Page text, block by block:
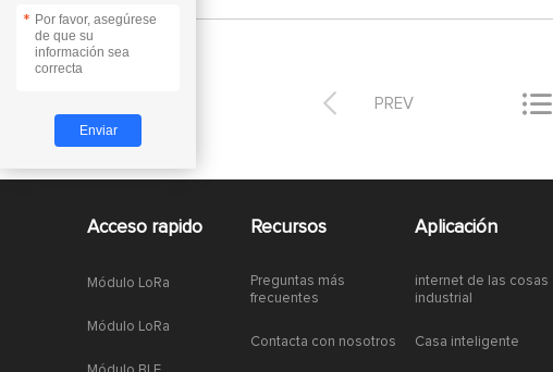
 PREV 
Acceso rapido
Módulo LoRa
Módulo LoRa
Recursos
Preguntas más
frecuentes
Contacta con nosotros
Aplicación
internet de las cosas
industrial
Casa inteligente
*